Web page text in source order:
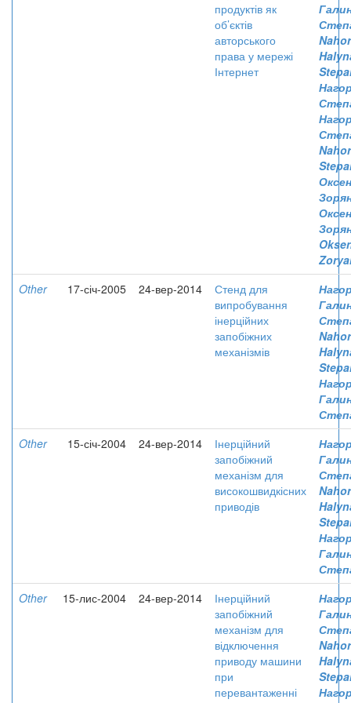
продуктів як
об’єктів
авторського
права у мережі
Інтернет
Other
17-січ-2005 24-вер-2014
Стенд для
випробування
інерційних
запобіжних
механізмів
Other
15-січ-2004 24-вер-2014
Інерційний
запобіжний
механізм для
високошвидкісних
приводів
Other
15-лис-2004 24-вер-2014
Інерційний
запобіжний
механізм для
відключення
приводу машини
при
перевантаженні